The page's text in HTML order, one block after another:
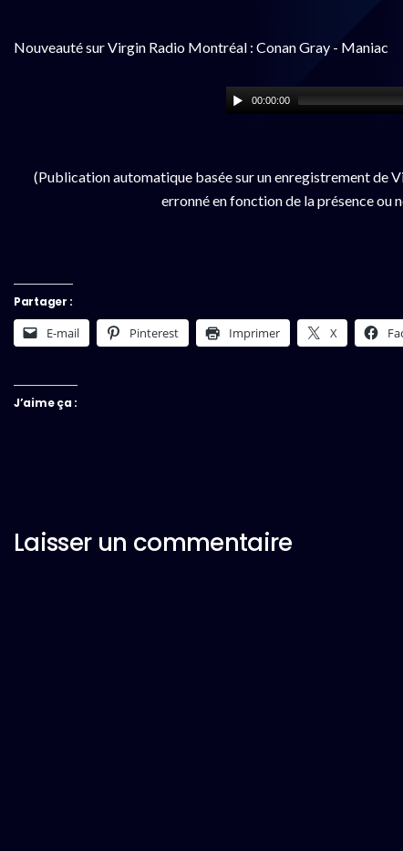
Nouveauté sur Virgin Radio Montréal : Conan Gray - Maniac
00:00:00
(Publication automatique basée sur un enregistrement
erronné en fonction de la présence ou
Partager :
E-mail Pinterest Imprimer X
J’aime ça :
Laisser un commentaire